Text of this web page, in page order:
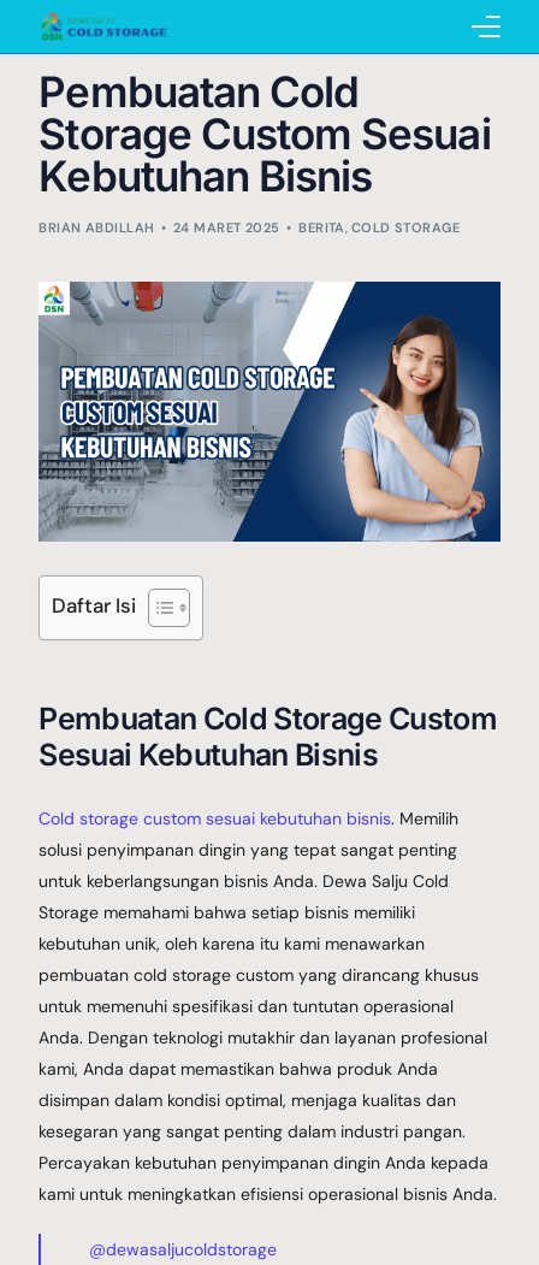
Pembuatan Cold
Storage Custom Sesuai
Kebutuhan Bisnis
BRIAN ABDILLAH 24 MARET 2025 BERITA, COLD STORAGE
Daftar Isi
Pembuatan Cold Storage Custom
Sesuai Kebutuhan Bisnis
Cold storage custom sesuai kebutuhan bisnis. Memilih
solusi penyimpanan dingin yang tepat sangat penting
untuk keberlangsungan bisnis Anda. Dewa Salju Cold
Storage memahami bahwa setiap bisnis memiliki
kebutuhan unik, oleh karena itu kami menawarkan
pembuatan cold storage custom yang dirancang khusus
untuk memenuhi spesifikasi dan tuntutan operasional
Anda. Dengan teknologi mutakhir dan layanan profesional
kami, Anda dapat memastikan bahwa produk Anda
disimpan dalam kondisi optimal, menjaga kualitas dan
kesegaran yang sangat penting dalam industri pangan.
Percayakan kebutuhan penyimpanan dingin Anda kepada
kami untuk meningkatkan efisiensi operasional bisnis Anda.
@dewasaljucoldstorage
Home
Pembuatan Cold Storage
Penyewaan Cold Storage
Katalog
Galery Project
Berita
Hubungi Kami